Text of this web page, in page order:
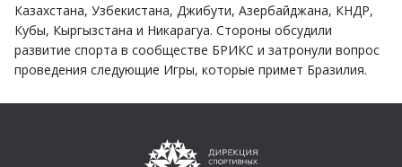
Казахстана, Узбекистана, Джибути, Азербайджана, КНДР,
Кубы, Кыргызстана и Никарагуа. Стороны обсудили
развитие спорта в сообществе БРИКС и затронули вопрос
проведения следующие Игры, которые примет Бразилия.